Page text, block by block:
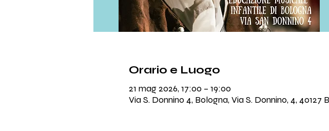
Orario e Luogo
21 mag 2026, 17:00 – 19:00
Via S. Donnino 4, Bologna, Via S. Donnino, 4, 40127